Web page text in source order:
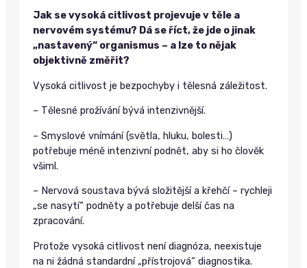
Jak se vysoká citlivost projevuje v těle a
nervovém systému? Dá se říct, že jde o jinak
„nastavený“ organismus – a lze to nějak
objektivně změřit?
Vysoká citlivost je bezpochyby i tělesná záležitost.
– Tělesné prožívání bývá intenzivnější.
– Smyslové vnímání (světla, hluku, bolesti…)
potřebuje méně intenzivní podnět, aby si ho člověk
všiml.
– Nervová soustava bývá složitější a křehčí – rychleji
„se nasytí“ podněty a potřebuje delší čas na
zpracování.
Protože vysoká citlivost není diagnóza, neexistuje
na ni žádná standardní „přístrojová“ diagnostika.